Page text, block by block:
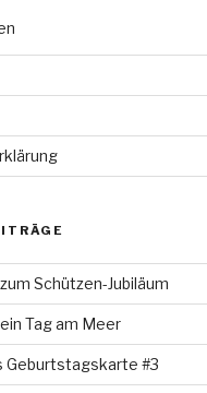
Schützen-Jubiläum
Tag am Meer
Geburtstagskarte #3